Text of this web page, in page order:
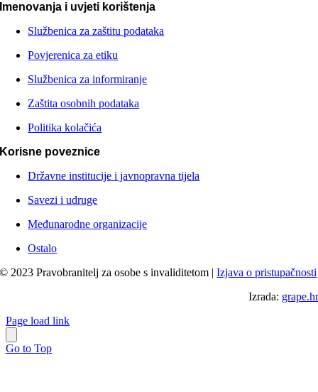
Imenovanja i uvjeti korištenja
Službenica za zaštitu podataka
Povjerenica za etiku
Službenica za informiranje
Zaštita osobnih podataka
Politika kolačića
Korisne poveznice
Državne institucije i javnopravna tijela
Savezi i udruge
Međunarodne organizacije
Ostalo
© 2023 Pravobranitelj za osobe s invaliditetom |Izjava o pristupačnosti
Izrada: grape.hr
Page load link
Go to Top